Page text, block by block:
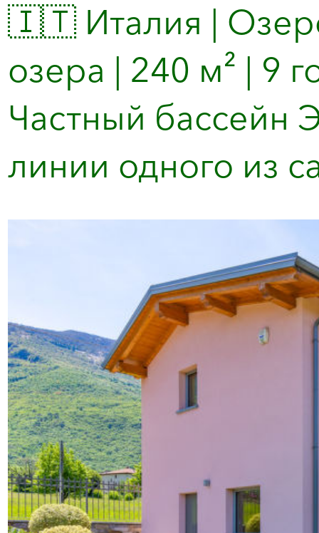
🇮🇹 Италия |
озера | 240 м² | 9
Частный бассейн
линии одного из